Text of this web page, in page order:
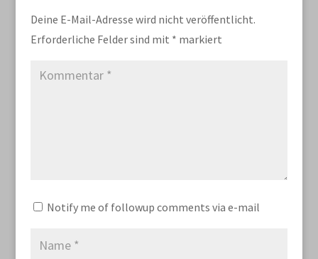
Deine E-Mail-Adresse wird nicht veröffentlicht.
Erforderliche Felder sind mit * markiert
Notify me of followup comments via e-mail